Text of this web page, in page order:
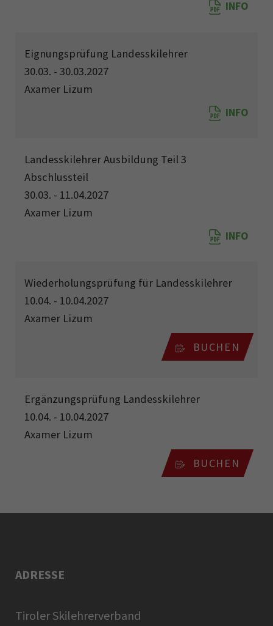
INFO
Eignungsprüfung Landesskilehrer
30.03. - 30.03.2027
Axamer Lizum
INFO
Landesskilehrer Ausbildung Teil 3
Abschlussteil
30.03. - 11.04.2027
Axamer Lizum
INFO
Wiederholungsprüfung für Landesskilehrer
10.04. - 10.04.2027
Axamer Lizum
BUCHEN
Ergänzungsprüfung Landesskilehrer
10.04. - 10.04.2027
Axamer Lizum
BUCHEN
ADRESSE
Tiroler Skilehrerverband